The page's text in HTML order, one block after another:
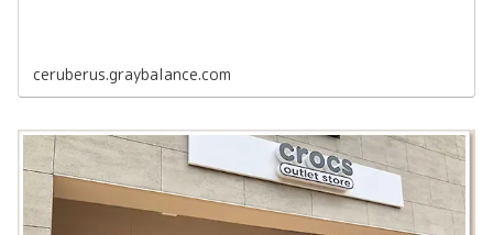
ceruberus.graybalance.com